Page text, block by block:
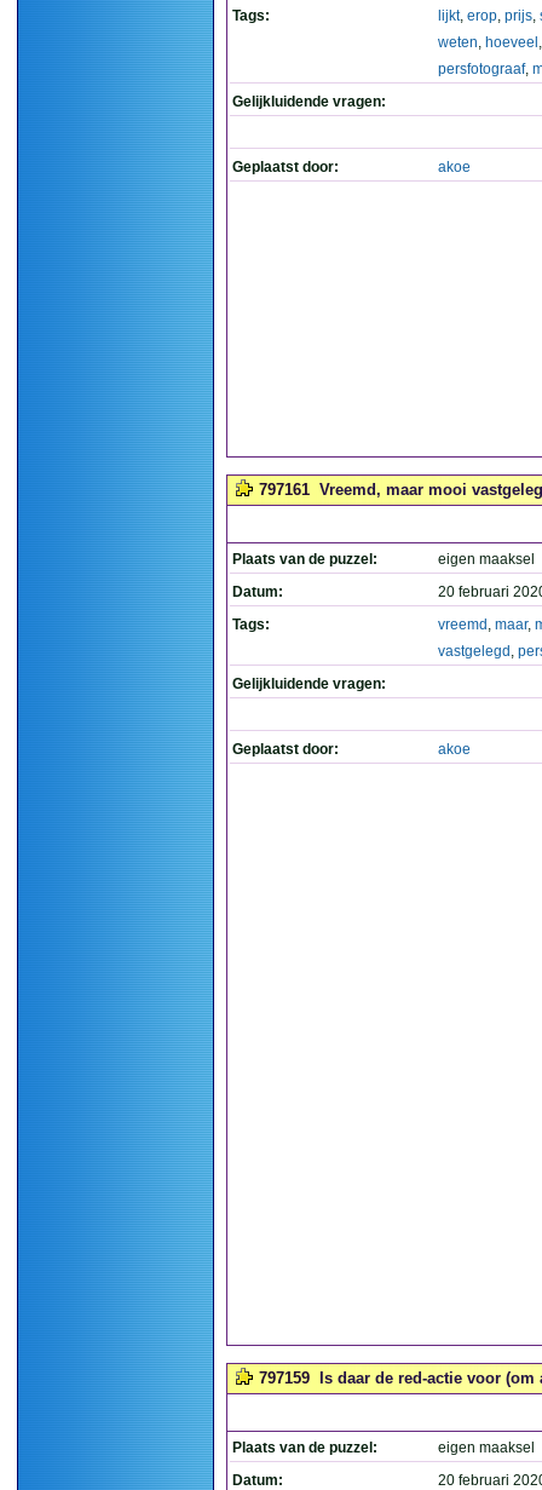
Tags: lijkt, erop, prijs,
weten, hoeveel
persfotograaf,
Gelijkluidende vragen:
Geplaatst door: akoe
797161 Vreemd, maar mooi
Plaats van de puzzel:
eigen maaksel
Datum:
20 februari
Tags:
vreemd , maar,
vastgelegd ,
Gelijkluidende vragen:
Geplaatst door: akoe
797159 Is daar de red-actie voor
Plaats van de puzzel:
eigen maaksel
Datum:
20 februari